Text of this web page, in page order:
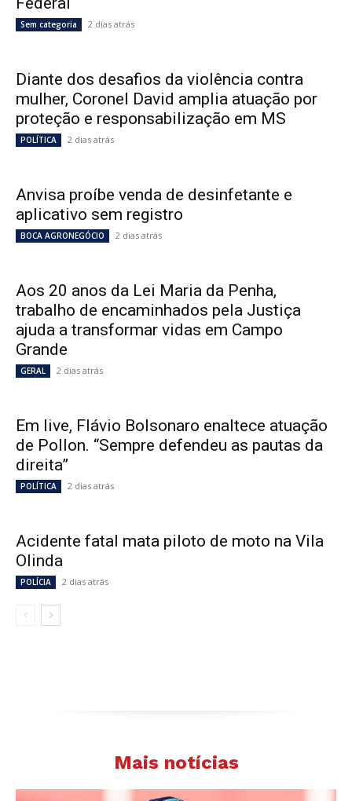
Sem categoria 2 dias atrás
Diante dos desafios da violência contra
mulher, Coronel David amplia atuação por
proteção e responsabilização em MS
POLÍTICA 2 dias atrás
Anvisa proíbe venda de desinfetante e
aplicativo sem registro
BOCA AGRONEGÓCIO 2 dias atrás
Aos 20 anos da Lei Maria da Penha,
trabalho de encaminhados pela Justiça
ajuda a transformar vidas em Campo
Grande
GERAL 2 dias atrás
Em live, Flávio Bolsonaro enaltece atuação
de Pollon. “Sempre defendeu as pautas da
direita”
POLÍTICA 2 dias atrás
Acidente fatal mata piloto de moto na Vila
Olinda
POLÍCIA 2 dias atrás
Mais notícias